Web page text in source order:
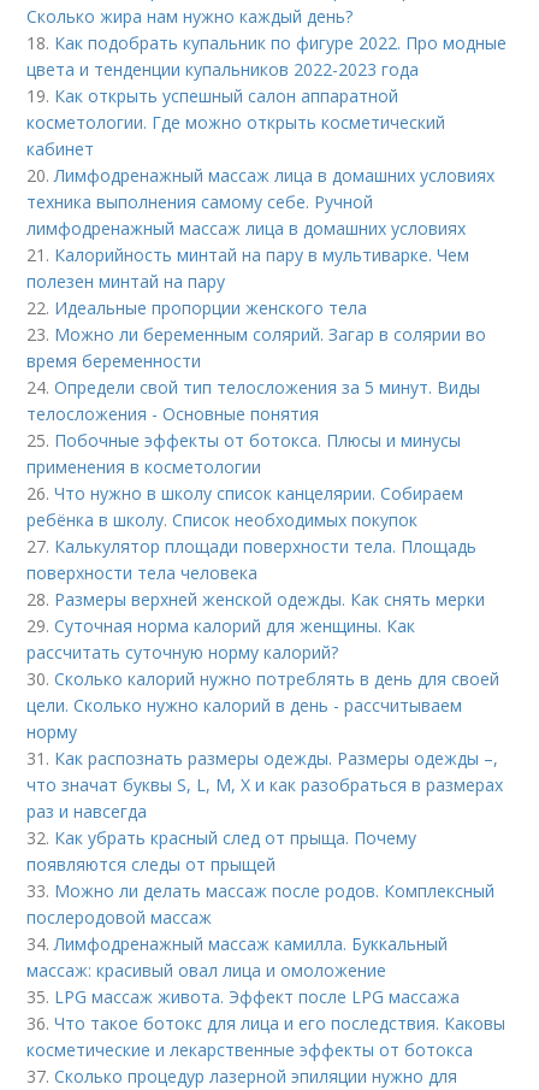
Сколько жира нам нужно каждый день?
18. Как подобрать купальник по фигуре 2022. Про модные
цвета и тенденции купальников 2022-2023 года
19. Как открыть успешный салон аппаратной
косметологии. Где можно открыть косметический
кабинет
20.Лимфодренажный массаж лица в домашних условиях
техника выполнения самому себе. Ручной
лимфодренажный массаж лица в домашних условиях
21. Калорийность минтай на пару в мультиварке. Чем
полезен минтай на пару
22. Идеальные пропорции женского тела
23. Можно ли беременным солярий. Загар в солярии во
время беременности
24.Определи свой тип телосложения за 5 минут. Виды
телосложения - Основные понятия
25. Побочные эффекты от ботокса. Плюсы и минусы
применения в косметологии
26.Что нужно в школу список канцелярии. Собираем
ребёнка в школу. Список необходимых покупок
27. Калькулятор площади поверхности тела. Площадь
поверхности тела человека
28. Размеры верхней женской одежды. Как снять мерки
29.Суточная норма калорий для женщины. Как
рассчитать суточную норму калорий?
30.Сколько калорий нужно потреблять в день для своей
цели. Сколько нужно калорий в день - рассчитываем
норму
31. Как распознать размеры одежды. Размеры одежды –,
что значат буквы S, L, M, X и как разобраться в размерах
раз и навсегда
32. Как убрать красный след от прыща. Почему
появляются следы от прыщей
33. Можно ли делать массаж после родов. Комплексный
послеродовой массаж
34.Лимфодренажный массаж камилла. Буккальный
массаж: красивый овал лица и омоложение
35. LPG массаж живота. Эффект после LPG массажа
36.Что такое ботокс для лица и его последствия. Каковы
косметические и лекарственные эффекты от ботокса
37.Сколько процедур лазерной эпиляции нужно для